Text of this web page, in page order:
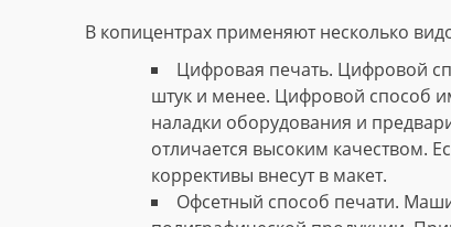
В копицентрах применяют несколько
Цифровая печать. Цифровой
штук и менее. Цифровой способ
наладки оборудования и
отличается высоким качеством.
коррективы внесут в макет.
Офсетный способ печати.